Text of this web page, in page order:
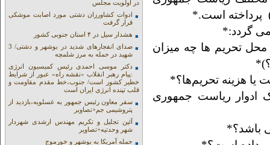
گردد:*
محل تحریم ها چه میزان
ادوار ریاست جمهوری
در اولویت مجلس
ادوات کشاورزان دشتی مورد اصابت موشکی
قرار گرفت
هشدار سیل در ۴ استان جنوبی کشور
صدای انفجارهای شدید در بوشهر و دشتی/ 3
شهید در حمله به مرز شلمچه
دکتر موسی احمدی رئیس کمیسیون انرژی
:پیام رهبر انقلاب «نقشه راه» عبور از شرایط
خطیر کشور است/ جنوب،خط مقدم مقاومت و
قلب تپنده انرژی ایران است
سفر معاون رئیس جمهور به عسلویه،بازدید از
پتروشیمی جم+تصاویر
آئین تجلیل و تکریم مهندس ارشدی شهردار
شهر وحدتیه+تصاویر
حمله آمریکا به بوشهر و خورموج